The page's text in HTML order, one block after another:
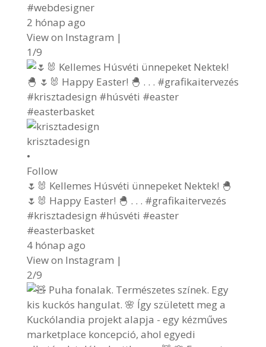
#webdesigner
2 hónap ago
View on Instagram |
1/9
krisztadesign
•
Follow
🌷🐰 Kellemes Húsvéti ünnepeket Nektek! 🐣
🌷🐰 Happy Easter! 🐣 . . . #grafikaitervezés
#krisztadesign #húsvéti #easter
#easterbasket
4 hónap ago
View on Instagram |
2/9